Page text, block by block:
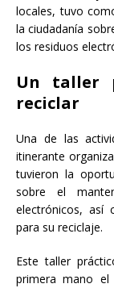
locales, tuvo
la ciudadanía
los residuos
Un taller
reciclar
Una de las
itinerante
tuvieron la
sobre el
electrónicos, así
para su reciclaje.
Este taller
primera mano